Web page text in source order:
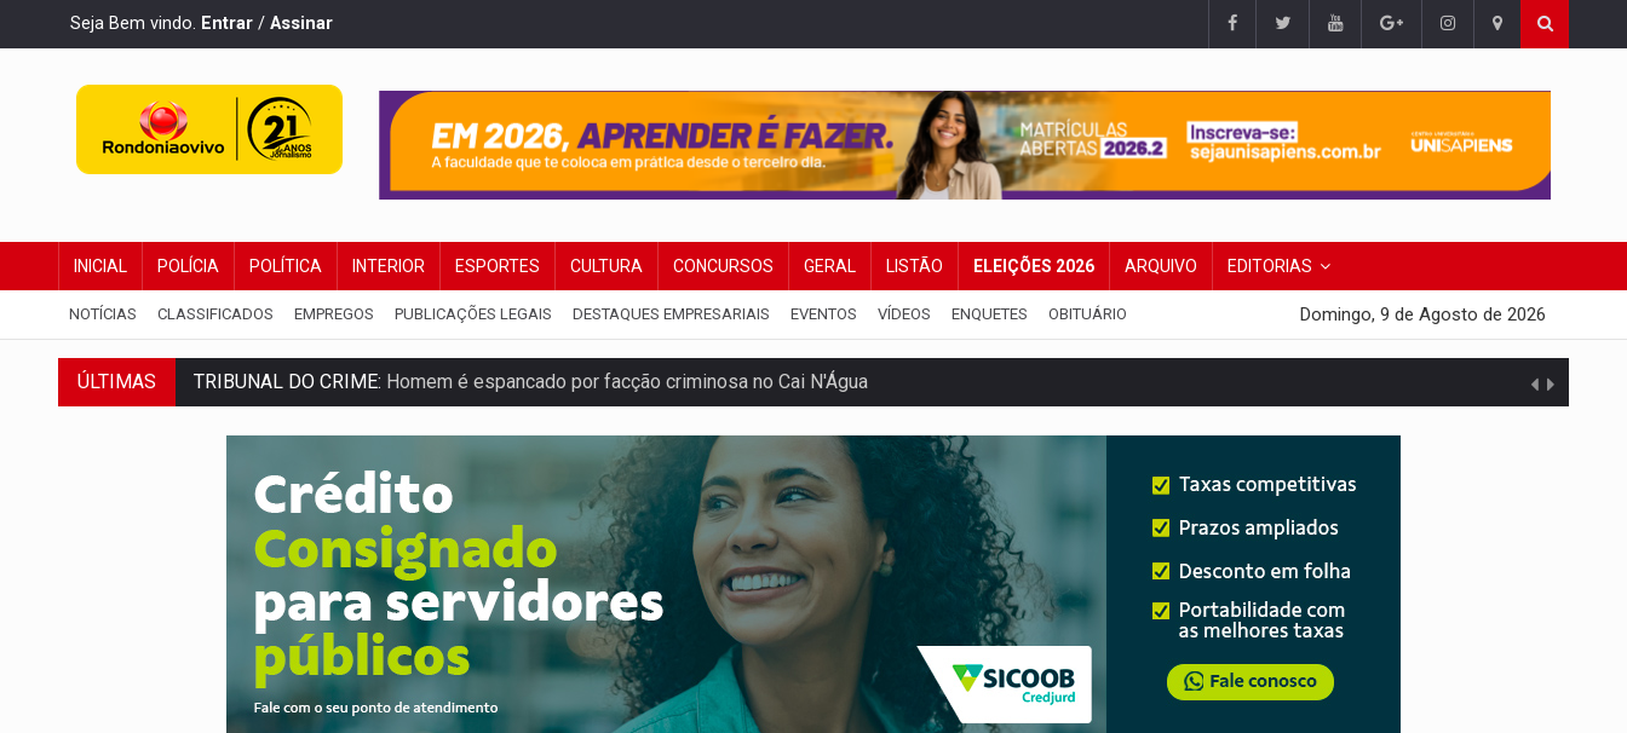
Seja Bem vindo. Entrar / Assinar
INICIAL POLÍCIA POLÍTICA INTERIOR ESPORTES CULTURA CONCURSOS GERAL LISTÃO ELEIÇÕES 2026 ARQUIVO EDITORIAS
NOTÍCIAS CLASSIFICADOS EMPREGOS PUBLICAÇÕES LEGAIS DESTAQUES EMPRESARIAIS EVENTOS VÍDEOS ENQUETES OBITUÁRIO Domingo, 9 de Agosto de 2026
ÚLTIMAS TRIBUNAL DO CRIME: Homem é espancado por facção criminosa no Cai N'Água
VÍDEO:Perseguição é registrada no shopping após colombiana furtar celular de menina
LUDOPATIA:Apostas online começam a afetar produtividade e rotina nas empresas
REFLORESTAMENTO: Plantar árvores não será mais suficiente para comprovar área recuperado
OVNIS NA LUA:Cientistas alertam para possível base secreta no satélite natural da Terra
ACABOU COM PEUGEOT:Incêndio destrói carro que era rebocado para oficina no Centro de Porto Velho
Ladrão é filmado furtando moto na frente do bar da Marleide
BOLSAS DE PESQUISA:Iniciativa Amazônia+10 lança chamada para fortalecer cadeias da sociobioeconomia